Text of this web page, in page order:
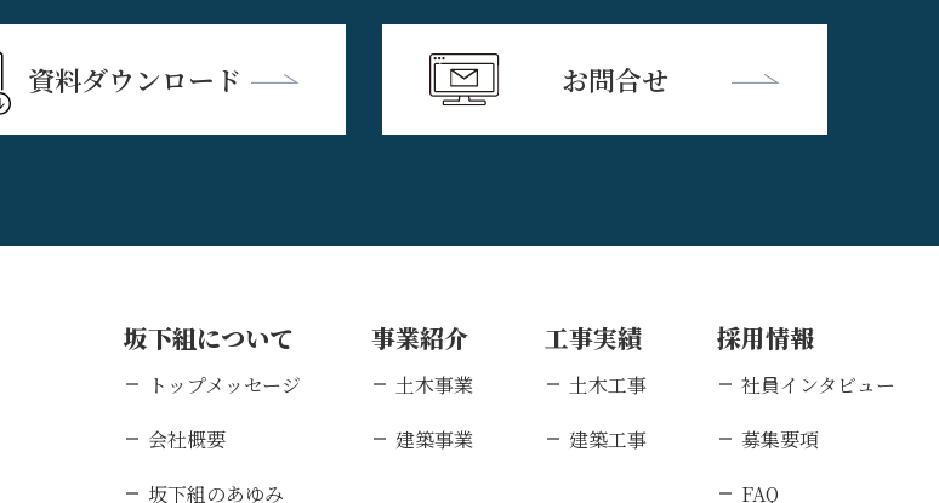
資料ダウンロード お問合せ
坂下組について
トップメッセージ
会社概要
坂下組のあゆみ
事業紹介
土木事業
建築事業
工事実績
土木工事
建築工事
採用情報
社員インタビュー
募集要項
FAQ